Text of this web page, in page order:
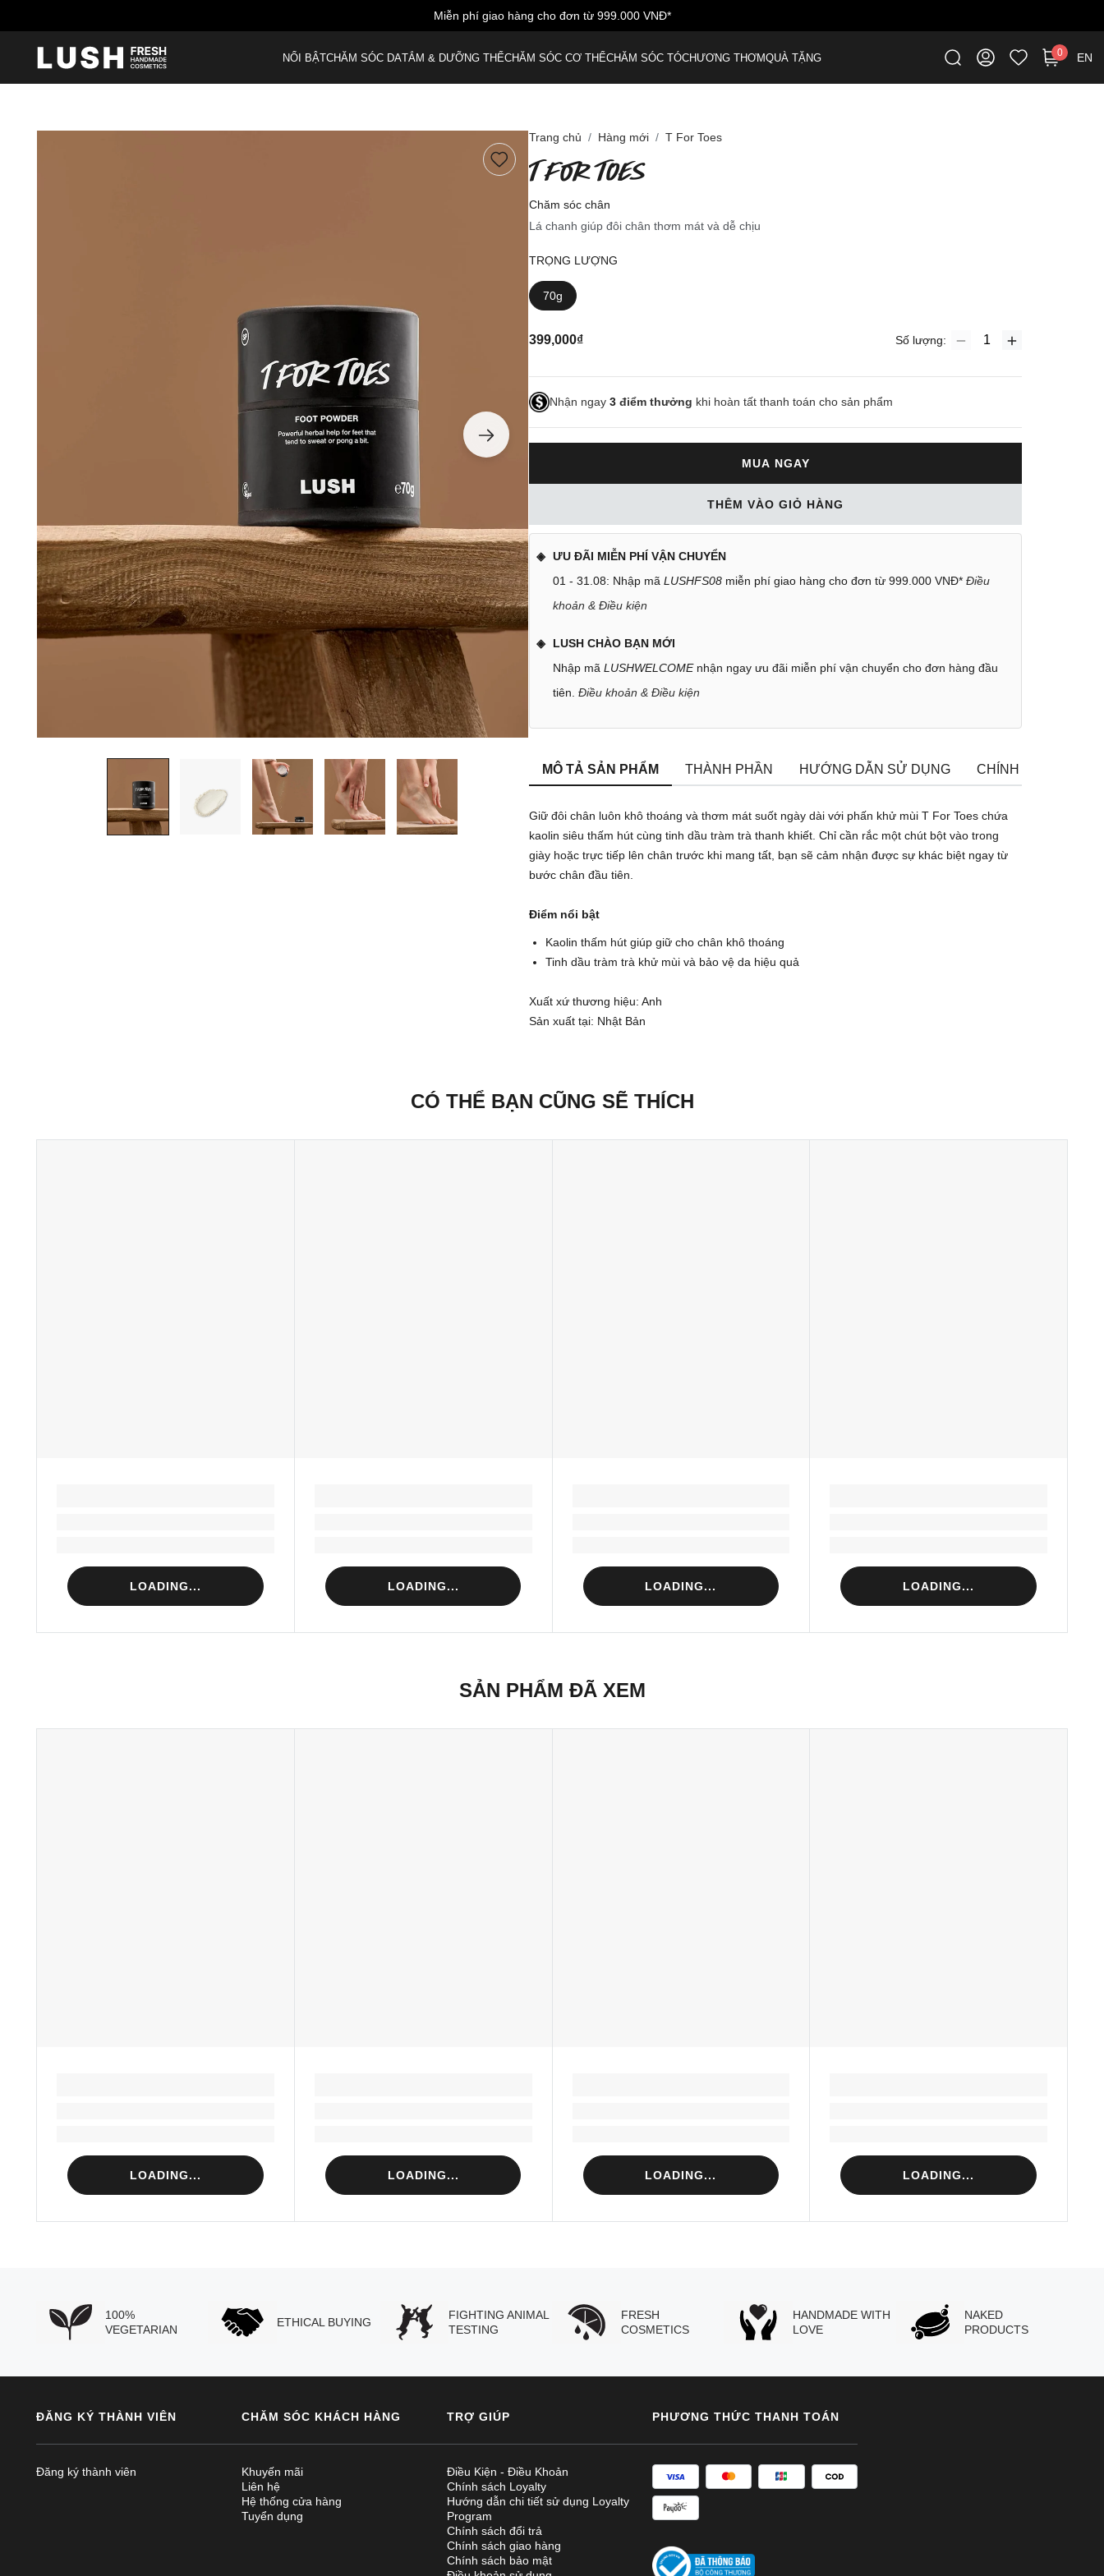
Miễn phí giao hàng cho đơn từ 999.000 VNĐ*
NỔI BẬTCHĂM SÓC DATẮM & DƯỠNG THỂCHĂM SÓC CƠ THỂCHĂM SÓC TÓCHƯƠNG THƠMQUÀ TẶNG 0 EN
Trang chủ Hàng mới T For Toes
T FOR TOES
Chăm sóc chân
Lá chanh giúp đôi chân thơm mát và dễ chịu
TRỌNG LƯỢNG
70g
399,000₫ Số lượng:
Nhận ngay 3 điểm thưởng khi hoàn tất thanh toán cho sản phẩm
MUA NGAY
THÊM VÀO GIỎ HÀNG
ƯU ĐÃI MIỄN PHÍ VẬN CHUYỂN
01 - 31.08: Nhập mã LUSHFS08 miễn phí giao hàng cho đơn từ 999.000 VNĐ* Điều
khoản & Điều kiện
LUSH CHÀO BẠN MỚI
Nhập mã LUSHWELCOMEnhận ngay ưu đãi miễn phí vận chuyển cho đơn hàng đầu
tiên. Điều khoản & Điều kiện
MÔ TẢ SẢN PHẨM THÀNH PHẦN HƯỚNG DẪN SỬ DỤNG CHÍNH SÁCH ĐỔI
Giữ đôi chân luôn khô thoáng và thơm mát suốt ngày dài với phấn khử mùi T For Toes chứa
kaolin siêu thấm hút cùng tinh dầu tràm trà thanh khiết. Chỉ cần rắc một chút bột vào trong
giày hoặc trực tiếp lên chân trước khi mang tất, bạn sẽ cảm nhận được sự khác biệt ngay từ
bước chân đầu tiên.
Điểm nổi bật
Kaolin thấm hút giúp giữ cho chân khô thoáng
Tinh dầu tràm trà khử mùi và bảo vệ da hiệu quả
Xuất xứ thương hiệu: Anh
Sản xuất tại: Nhật Bản
CÓ THỂ BẠN CŨNG SẼ THÍCH
LOADING... LOADING... LOADING... LOADING...
SẢN PHẨM ĐÃ XEM
LOADING... LOADING... LOADING... LOADING...
100%
VEGETARIAN
ETHICAL BUYING
FIGHTING ANIMAL
TESTING
FRESH
COSMETICS
HANDMADE WITH
LOVE
NAKED
PRODUCTS
ĐĂNG KÝ THÀNH VIÊN
Đăng ký thành viên
CHĂM SÓC KHÁCH HÀNG
Khuyến mãi
Liên hệ
Hệ thống cửa hàng
Tuyển dụng
TRỢ GIÚP
Điều Kiện - Điều Khoản
Chính sách Loyalty
Hướng dẫn chi tiết sử dụng Loyalty
Program
Chính sách đổi trả
Chính sách giao hàng
Chính sách bảo mật
PHƯƠNG THỨC THANH TOÁN